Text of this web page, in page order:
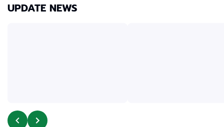
UPDATE NEWS